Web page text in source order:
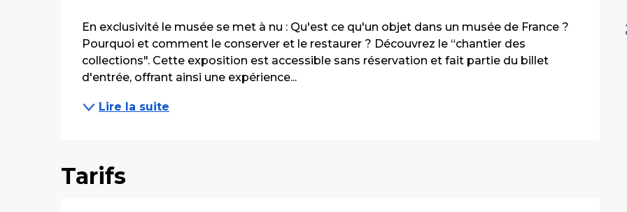
Description
En exclusivité le musée se met à nu : Qu'est ce qu'un objet dans un musée de France ?
Pourquoi et comment le conserver et le restaurer ? Découvrez le “chantier des
collections". Cette exposition est accessible sans réservation et fait partie du billet
d'entrée, offrant ainsi une expérience...
Lire la suite
Tarifs